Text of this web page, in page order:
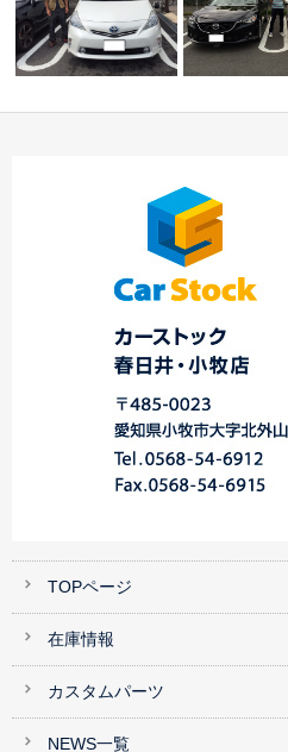
ン…
TOPページ
在庫情報
カスタムパーツ
NEWS一覧